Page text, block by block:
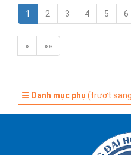
1 2 3 4 5 6
» »»
☰ Danh mục phụ (trượt